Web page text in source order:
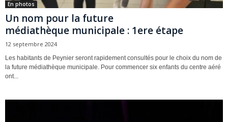
En photos
Un nom pour la future
médiathèque municipale : 1ere étape
12 septembre 2024
Les habitants de Peynier seront rapidement consultés pour le choix du nom de
la future médiathèque municipale. Pour commencer six enfants du centre aéré
ont...